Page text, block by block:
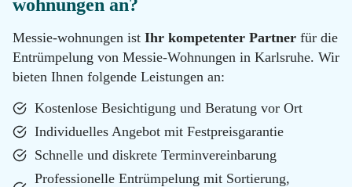
wohnungen an?
Messie-wohnungen ist Ihr kompetenter Partner für die
Entrümpelung von Messie-Wohnungen in Karlsruhe. Wir
bieten Ihnen folgende Leistungen an:
Kostenlose Besichtigung und Beratung vor Ort
Individuelles Angebot mit Festpreisgarantie
Schnelle und diskrete Terminvereinbarung
Professionelle Entrümpelung mit Sortierung,
Renovierung
Hotline
0800
Hotline
0800
11 22
100
Email
info@messie-
wohnungen.de